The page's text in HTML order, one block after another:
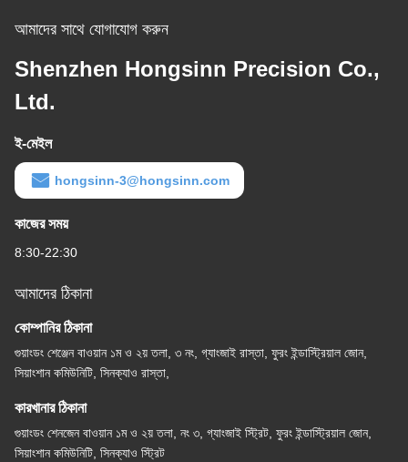
আমাদের সাথে যোগাযোগ করুন
Shenzhen Hongsinn Precision Co.,
Ltd.
ই-মেইল
hongsinn-3@hongsinn.com
কাজের সময়
8:30-22:30
আমাদের ঠিকানা
কোম্পানির ঠিকানা
গুয়াংডং শেঞ্জেন বাওয়ান ১ম ও ২য় তলা, ৩ নং, গ্যাংজাই রাস্তা, ফুরং ইন্ডাস্ট্রিয়াল জোন,
সিয়াংশান কমিউনিটি, সিনক্যাও রাস্তা,
কারখানার ঠিকানা
গুয়াংডং শেনজেন বাওয়ান ১ম ও ২য় তলা, নং ৩, গ্যাংজাই স্ট্রিট, ফুরং ইন্ডাস্ট্রিয়াল জোন,
সিয়াংশান কমিউনিটি, সিনক্যাও স্ট্রিট